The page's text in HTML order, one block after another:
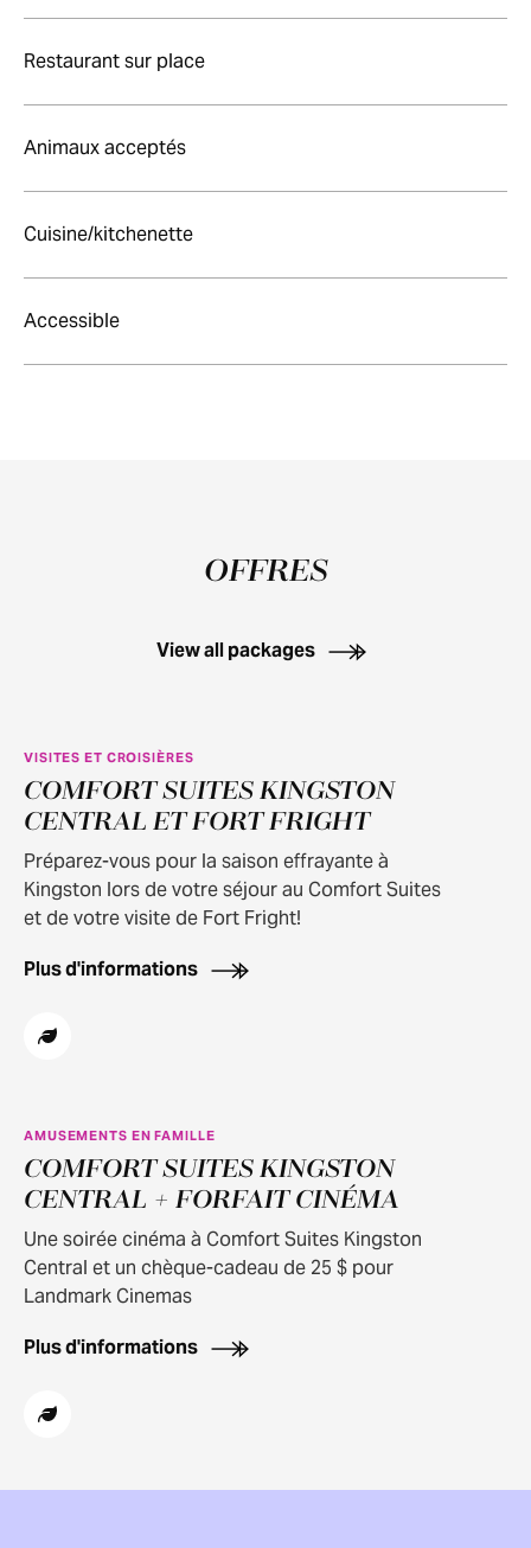
Restaurant sur place
Animaux acceptés
Cuisine/kitchenette
Accessible
OFFRES
View all packages
VISITES ET CROISIÈRES
COMFORT SUITES KINGSTON
CENTRAL ET FORT FRIGHT
Préparez-vous pour la saison effrayante à
Kingston lors de votre séjour au Comfort Suites
et de votre visite de Fort Fright!
Plus d'informations
AMUSEMENTS EN FAMILLE
COMFORT SUITES KINGSTON
CENTRAL + FORFAIT CINÉMA
Une soirée cinéma à Comfort Suites Kingston
Central et un chèque-cadeau de 25 $ pour
Landmark Cinemas
Plus d'informations